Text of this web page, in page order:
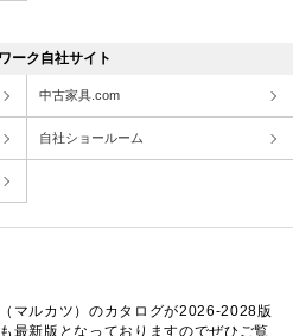
ーク自社サイト
中古家具.com
自社ショールーム
マルカツ）のカタログが2026-2028版
最新版となっておりますのでぜひご覧